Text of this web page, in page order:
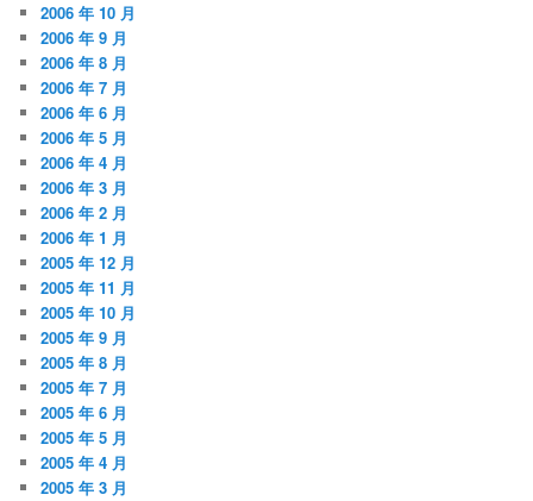
2006 年 10 月
2006 年 9 月
2006 年 8 月
2006 年 7 月
2006 年 6 月
2006 年 5 月
2006 年 4 月
2006 年 3 月
2006 年 2 月
2006 年 1 月
2005 年 12 月
2005 年 11 月
2005 年 10 月
2005 年 9 月
2005 年 8 月
2005 年 7 月
2005 年 6 月
2005 年 5 月
2005 年 4 月
2005 年 3 月